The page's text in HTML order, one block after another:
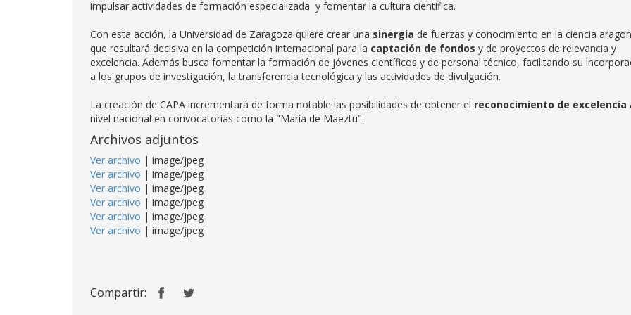
impulsar actividades de formación especializada y fomentar la cultura científica.
Con esta acción, la Universidad de Zaragoza quiere crear una sinergia de fuerzas y conocimiento en la ciencia
que resultará decisiva en la competición internacional para la captación de fondos y de proyectos de relevancia y
excelencia. Además busca fomentar la formación de jóvenes científicos y de personal técnico, facilitando su
a los grupos de investigación, la transferencia tecnológica y las actividades de divulgación.
La creación de CAPA incrementará de forma notable las posibilidades de obtener el reconocimiento de excelencia
nivel nacional en convocatorias como la "María de Maeztu".
Archivos adjuntos
Ver archivo | image/jpeg
Ver archivo | image/jpeg
Ver archivo | image/jpeg
Ver archivo | image/jpeg
Ver archivo | image/jpeg
Ver archivo | image/jpeg
Compartir: